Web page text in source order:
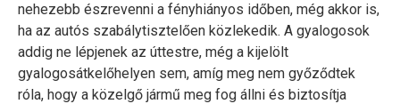
nehezebb észrevenni a fényhiányos időben, még akkor is,
ha az autós szabálytisztelően közlekedik. A gyalogosok
addig ne lépjenek az úttestre, még a kijelölt
gyalogosátkelőhelyen sem, amíg meg nem győződtek
róla, hogy a közelgő jármű meg fog állni és biztosítja